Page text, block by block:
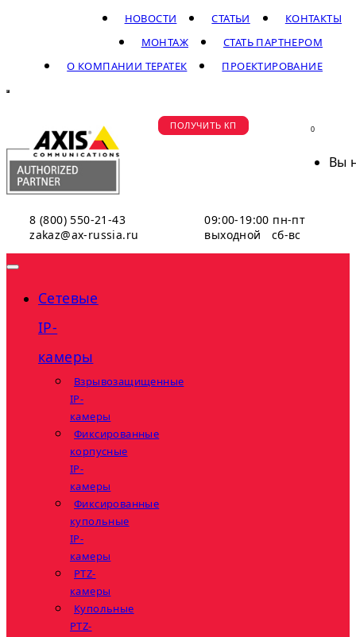
КОНТАКТЫ
СТАТЬИ
НОВОСТИ
СТАТЬ ПАРТНЕРОМ
МОНТАЖ
ПРОЕКТИРОВАНИЕ
О КОМПАНИИ ТЕРАТЕК
8 (800) 550-21-43
zakaz@ax-russia.ru
09:00-19:00 пн-пт
выходной сб-вс
ПОЛУЧИТЬ КП 0
Вы
Сетевые
IP-
камеры
Взрывозащищенные
IP-
камеры
Фиксированные
корпусные
IP-
камеры
Фиксированные
купольные
IP-
камеры
PTZ-
камеры
Купольные
PTZ-